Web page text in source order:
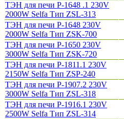
ТЭН для печи P-1648 .1 230V
2000W Selfa Тип ZSL-313
ТЭН для печи P-1648 230V
2000W Selfa Тип ZSK-700
ТЭН для печи P-1650 230V
3000W Selfa Тип ZSK-720
ТЭН для печи P-1811.1 230V
2150W Selfa Тип ZSP-240
ТЭН для печи P-1907.2 230V
3000W Selfa Тип ZSL-318
ТЭН для печи P-1916.1 230V
2500W Selfa Тип ZSL-314